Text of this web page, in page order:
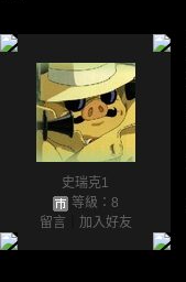
史瑞克1
等級：8
留言
加入好友